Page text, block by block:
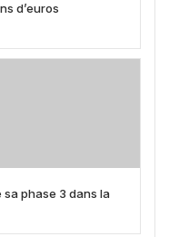
d’euros
phase 3 dans la